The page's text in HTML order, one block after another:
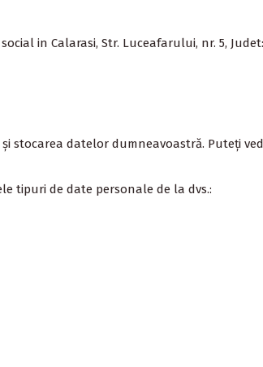
in Calarasi, Str. Luceafarului, nr. 5,
stocarea datelor dumneavoastră. Puteți
tipuri de date personale de la dvs.: